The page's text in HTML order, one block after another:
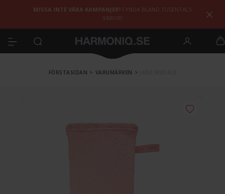
MISSA INTE VÅRA KAMPANJER! FYNDA BLAND TUSENTALS
VAROR!
FÖRSTASIDAN > VARUMÄRKEN >